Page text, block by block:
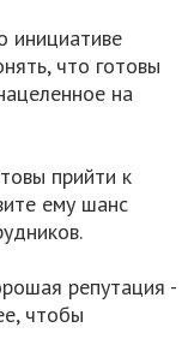
инициативе
что готовы
на
прийти к
ему шанс
репутация -
чтобы